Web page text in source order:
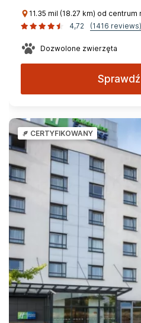
11.35 mil (18.27 km) od
4,72
(1416 reviews)
Dozwolone zwierzęta
CERTYFIKOWANY